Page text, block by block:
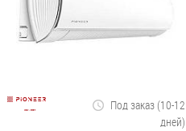
Под заказ (10-12
дней)